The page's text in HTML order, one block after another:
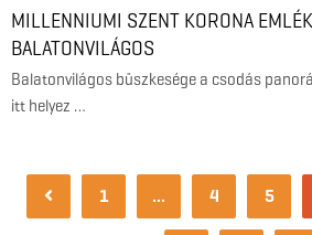
MILLENNIUMI SZENT KORONA
BALATONVILÁGOS
Balatonvilágos büszkesége a csodás
itt helyez …
1 … 4 5